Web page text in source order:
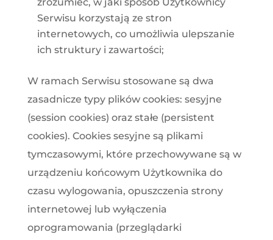
Serwisu korzystają ze stron
internetowych, co umożliwia ulepszanie
ich struktury i zawartości;
W ramach Serwisu stosowane są dwa
zasadnicze typy plików cookies: sesyjne
(session cookies) oraz stałe (persistent
cookies). Cookies sesyjne są plikami
tymczasowymi, które przechowywane są w
urządzeniu końcowym Użytkownika do
czasu wylogowania, opuszczenia strony
internetowej lub wyłączenia
oprogramowania (przeglądarki